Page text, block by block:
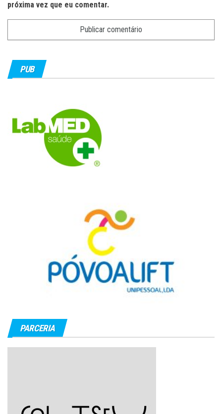
próxima vez que eu comentar.
PUB
PARCERIA